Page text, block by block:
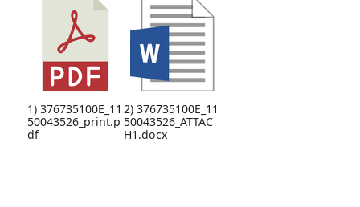
1) 376735100E_11
50043526_print.p
df
2) 376735100E_11
50043526_ATTAC
H1.docx